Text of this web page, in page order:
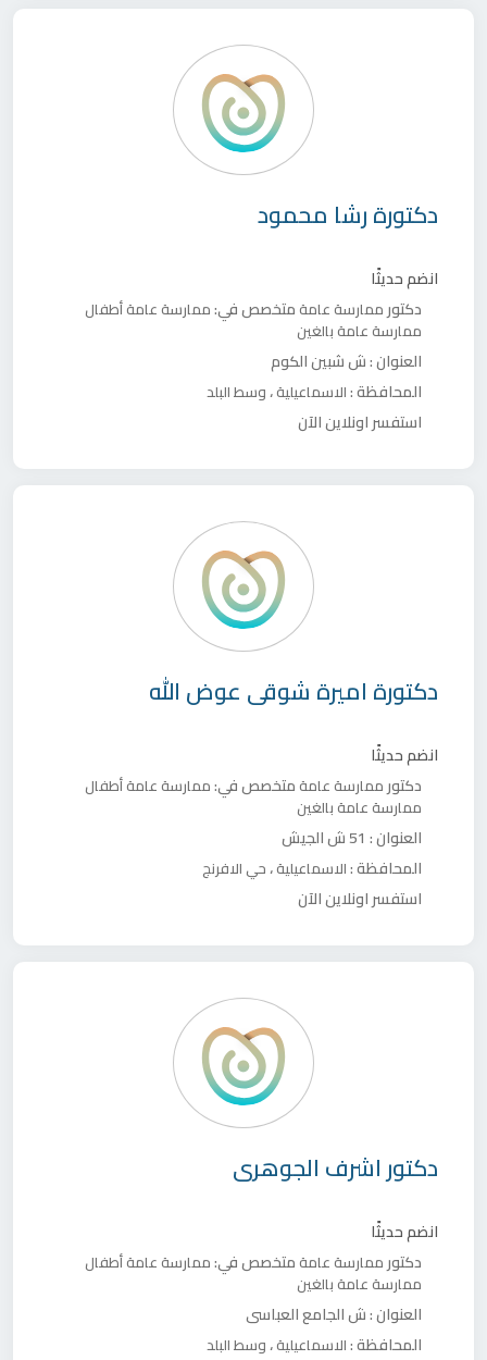
دكتورةرشا محمود
انضم حديثًا
دكتور ممارسة عامةمتخصص في:ممارسة عامة أطفال
ممارسة عامة بالغين
العنوان :ش شبين الكوم
المحافظة :الاسماعيلية،وسط البلد
استفسر اونلاين الآن
دكتورة اميرة شوقى عوض الله
انضم حديثًا
دكتور ممارسة عامةمتخصص في:ممارسة عامة أطفال
ممارسة عامة بالغين
العنوان : 51 ش الجيش
المحافظة :الاسماعيلية،حي الافرنج
استفسر اونلاين الآن
دكتوراشرف الجوهرى
انضم حديثًا
دكتور ممارسة عامةمتخصص في:ممارسة عامة أطفال
ممارسة عامة بالغين
العنوان :ش الجامع العباسى
المحافظة :الاسماعيلية،وسط البلد